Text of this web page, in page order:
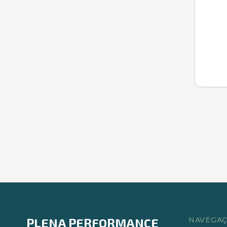
PLENA PERFORMANCE